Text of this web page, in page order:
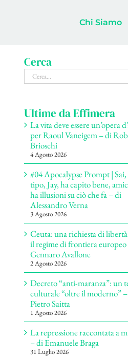
Chi Siamo
Cerca
Cerca
per:
Ultime da Effimera
La vita deve essere un’opera
per Raoul Vaneigem – di
Brioschi
4 Agosto 2026
#04 Apocalypse Prompt |
tipo, Jay, ha capito bene,
ha illusioni su ciò che fa – di
Alessandro Verna
3 Agosto 2026
Ceuta: una richiesta di
il regime di frontiera
Gennaro Avallone
2 Agosto 2026
Decreto “anti-maranza”: un
culturale “oltre il moderno”
Pietro Saitta
1 Agosto 2026
La repressione raccontata a
– di Emanuele Braga
31 Luglio 2026